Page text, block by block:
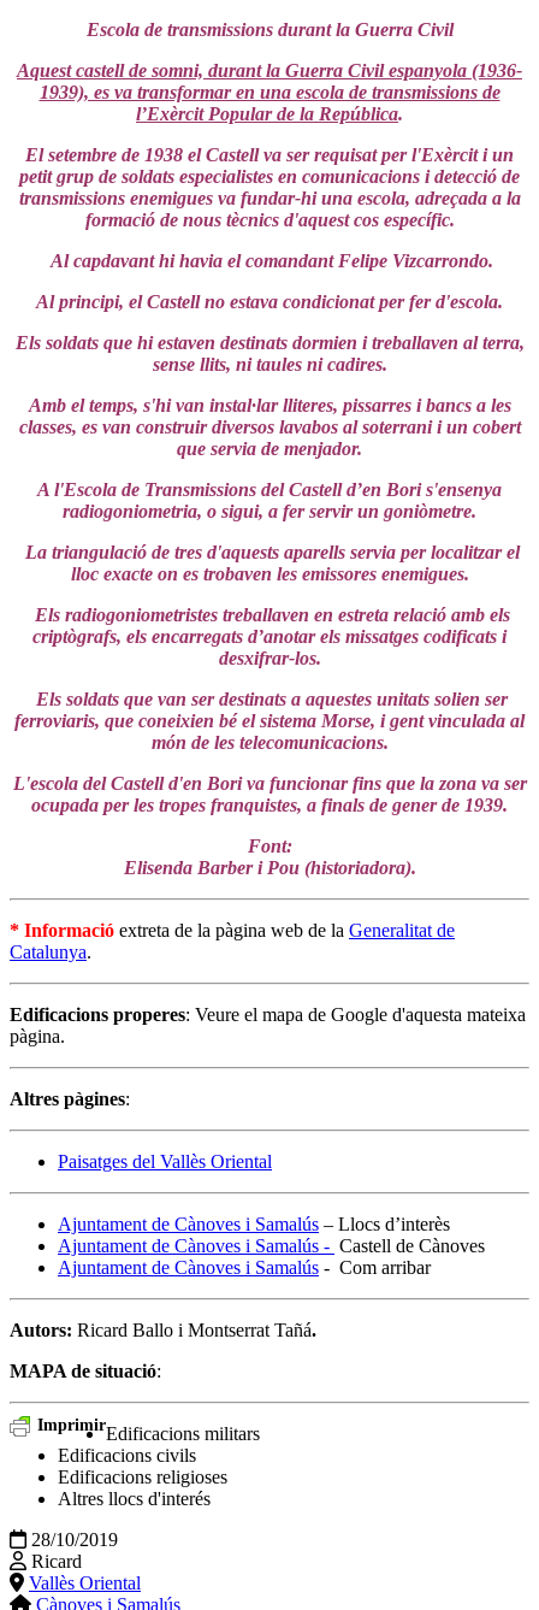
Escola de transmissions durant la Guerra Civil
Aquest castell de somni, durant la Guerra Civil espanyola (1936-
1939), es va transformar en una escola de transmissions de
l’Exèrcit Popular de la República.
El setembre de 1938 el Castell va ser requisat per l'Exèrcit i un
petit grup de soldats especialistes en comunicacions i detecció de
transmissions enemigues va fundar-hi una escola, adreçada a la
formació de nous tècnics d'aquest cos específic.
Al capdavant hi havia el comandant Felipe Vizcarrondo.
Al principi, el Castell no estava condicionat per fer d'escola.
Els soldats que hi estaven destinats dormien i treballaven al terra,
sense llits, ni taules ni cadires.
Amb el temps, s'hi van instal·lar lliteres, pissarres i bancs a les
classes, es van construir diversos lavabos al soterrani i un cobert
que servia de menjador.
A l'Escola de Transmissions del Castell d’en Bori s'ensenya
radiogoniometria, o sigui, a fer servir un goniòmetre.
La triangulació de tres d'aquests aparells servia per localitzar el
lloc exacte on es trobaven les emissores enemigues.
Els radiogoniometristes treballaven en estreta relació amb els
criptògrafs, els encarregats d’anotar els missatges codificats i
desxifrar-los.
Els soldats que van ser destinats a aquestes unitats solien ser
ferroviaris, que coneixien bé el sistema Morse, i gent vinculada al
món de les telecomunicacions.
L'escola del Castell d'en Bori va funcionar fins que la zona va ser
ocupada per les tropes franquistes, a finals de gener de 1939.
Font:
Elisenda Barber i Pou (historiadora).
* Informació extreta de la pàgina web de la Generalitat de
Catalunya.
Edificacions properes: Veure el mapa de Google d'aquesta mateixa
pàgina.
Altres pàgines:
Paisatges del Vallès Oriental
Ajuntament de Cànoves i Samalús – Llocs d’interès
Ajuntament de Cànoves i Samalús - Castell de Cànoves
Ajuntament de Cànoves i Samalús - Com arribar
Autors: Ricard Ballo i Montserrat Tañá.
MAPA de situació:
ImprimirEdificacions militars
Edificacions civils
Edificacions religioses
Altres llocs d'interés
28/10/2019
Ricard
Vallès Oriental
Cànoves i Samalús